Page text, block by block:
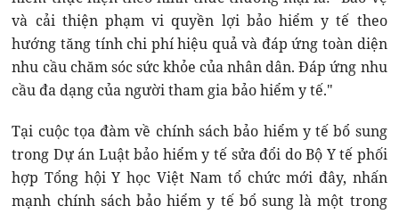
và cải thiện phạm vi quyền lợi bảo hiểm y tế theo
hướng tăng tính chi phí hiệu quả và đáp ứng toàn diện
nhu cầu chăm sóc sức khỏe của nhân dân. Đáp ứng nhu
cầu đa dạng của người tham gia bảo hiểm y tế."
Tại cuộc tọa đàm về chính sách bảo hiểm y tế bổ sung
trong Dự án Luật bảo hiểm y tế sửa đổi do Bộ Y tế phối
hợp Tổng hội Y học Việt Nam tổ chức mới đây, nhấn
mạnh chính sách bảo hiểm y tế bổ sung là một trong